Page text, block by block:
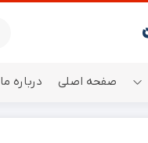
صفحه اصلی درباره ما